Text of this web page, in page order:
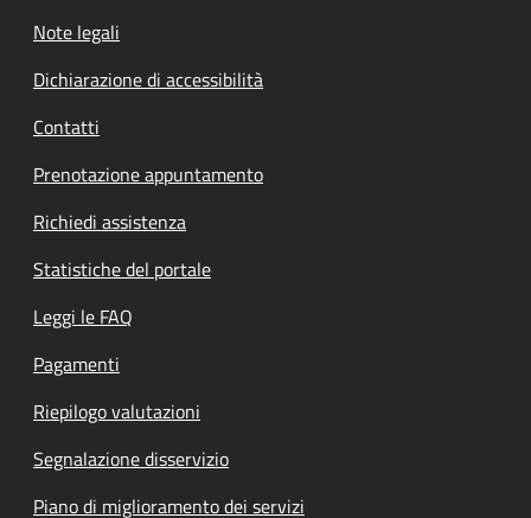
Note legali
Dichiarazione di accessibilità
Contatti
Prenotazione appuntamento
Richiedi assistenza
Statistiche del portale
Leggi le FAQ
Pagamenti
Riepilogo valutazioni
Segnalazione disservizio
Piano di miglioramento dei servizi